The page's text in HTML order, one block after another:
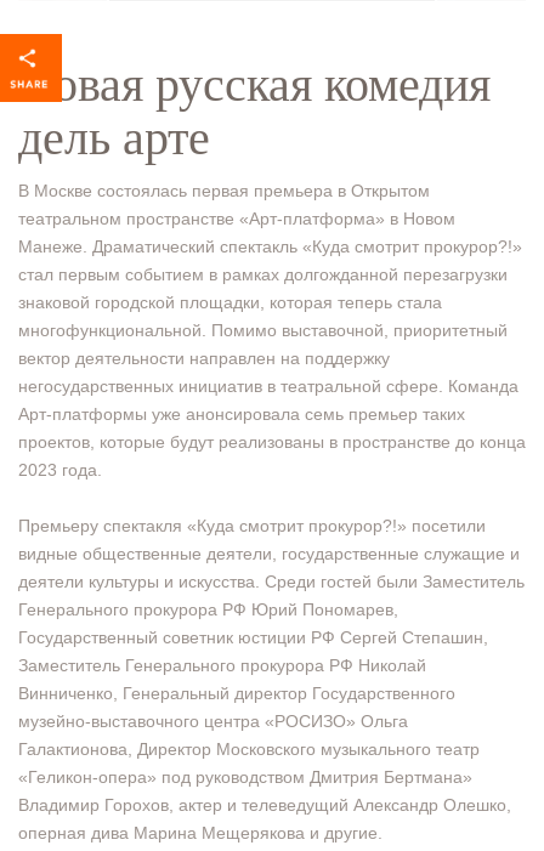
Новая русская комедия
дель арте
В Москве состоялась первая премьера в Открытом
театральном пространстве «Арт-платформа» в Новом
Манеже. Драматический спектакль «Куда смотрит прокурор?!»
стал первым событием в рамках долгожданной перезагрузки
знаковой городской площадки, которая теперь стала
многофункциональной. Помимо выставочной, приоритетный
вектор деятельности направлен на поддержку
негосударственных инициатив в театральной сфере. Команда
Арт-платформы уже анонсировала семь премьер таких
проектов, которые будут реализованы в пространстве до конца
2023 года.
Премьеру спектакля «Куда смотрит прокурор?!» посетили
видные общественные деятели, государственные служащие и
деятели культуры и искусства. Среди гостей были Заместитель
Генерального прокурора РФ Юрий Пономарев,
Государственный советник юстиции РФ Сергей Степашин,
Заместитель Генерального прокурора РФ Николай
Винниченко, Генеральный директор Государственного
музейно-выставочного центра «РОСИЗО» Ольга
Галактионова, Директор Московского музыкального театр
«Геликон-опера» под руководством Дмитрия Бертмана»
Владимир Горохов, актер и телеведущий Александр Олешко,
оперная дива Марина Мещерякова и другие.